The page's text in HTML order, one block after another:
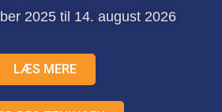
2025 til 14. august 2026
LÆS MERE